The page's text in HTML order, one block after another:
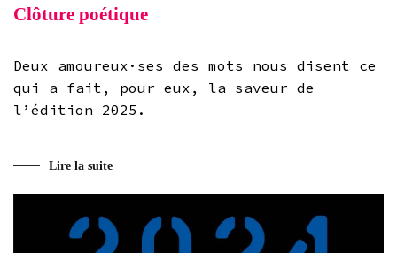
Clôture poétique
Deux amoureux·ses des mots nous disent ce
qui a fait, pour eux, la saveur de
l’édition 2025.
Lire la suite